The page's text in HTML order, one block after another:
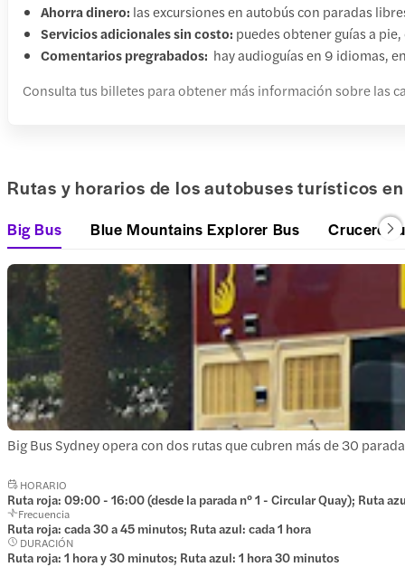
Ahorra dinero: las excursiones en autobús con paradas
Servicios adicionales sin costo: puedes obtener guías a
Comentarios pregrabados: hay audioguías en 9 idiomas,
Consulta tus billetes para obtener más información sobre las
Rutas y horarios de los autobuses turísticos
Big Bus Blue Mountains Explorer Bus Crucero
Big Bus Sydney opera con dos rutas que cubren más de 30
HORARIO
Ruta roja: 09:00 - 16:00 (desde la parada nº 1 - Circular Quay); Ruta
Frecuencia
Ruta roja: cada 30 a 45 minutos; Ruta azul: cada 1 hora
DURACIÓN
Ruta roja: 1 hora y 30 minutos; Ruta azul: 1 hora 30 minutos